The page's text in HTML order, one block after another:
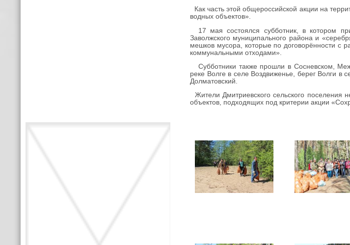
Как часть этой общероссийской акции на
водных объектов».
17 мая состоялся субботник, в котором
Заволжского муниципального района и
мешков мусора, которые по договорённости с
коммунальными отходами».
Субботники также прошли в Сосневском,
реке Волге в селе Воздвиженье, берег Волги
Долматовский.
Жители Дмитриевского сельского поселения
объектов, подходящих под критерии акции